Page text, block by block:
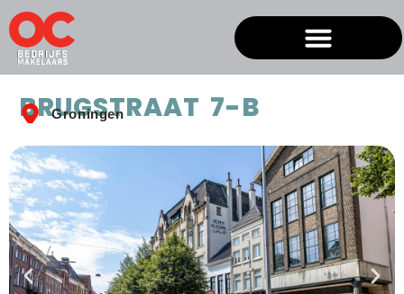
BRUGSTRAAT 7-B
Groningen